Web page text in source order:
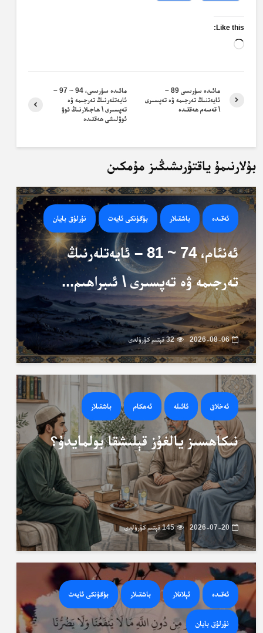
Like this:
Loading…
مائىدە سۈرىسى، 94 ~ 97 –
ئايەتلەرنىڭ تەرجىمە ۋە
تەپسىرى \ ھاجىلارنىڭ ئوۋ
ئوۋلىشى ھەققىدە
مائىدە سۈرىسى 89 –
ئايەتنىڭ تەرجىمە ۋە تەپسىرى
\ قەسەم ھەققىدە
بۇلارنىمۇ ياقتۇرىشىڭىز مۇمكىن
ئەقىدە باشقىلار بۈگۈنكى ئايەت نۇرلۇق بايان
ئەنئام، 74 ~ 81 – ئايەتلەرنىڭ
تەرجىمە ۋە تەپسىرى \ ئىبراھىم...
2026-08-06 32 قېتىم كۆرۈلدى
ئەخلاق ئائىلە ئەھكام باشقىلار
نىكاھسىز يالغۇز قېلىشقا بولمايدۇ؟
2026-07-20 145 قېتىم كۆرۈلدى
ئەقىدە ئېلانلار باشقىلار بۈگۈنكى ئايەت
نۇرلۇق بايان